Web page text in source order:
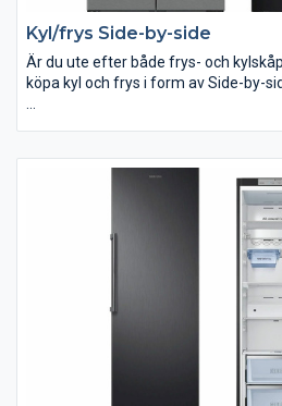
Kyl/frys Side-by-side
Är du ute efter både frys- och
köpa kyl och frys i form av Side-by-